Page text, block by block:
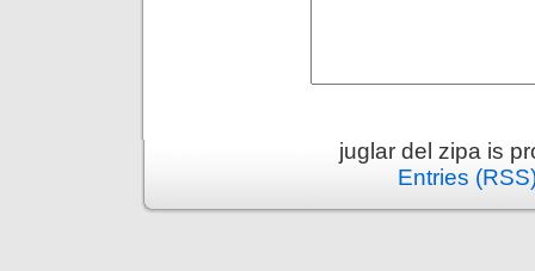
juglar del zipa is
Entries